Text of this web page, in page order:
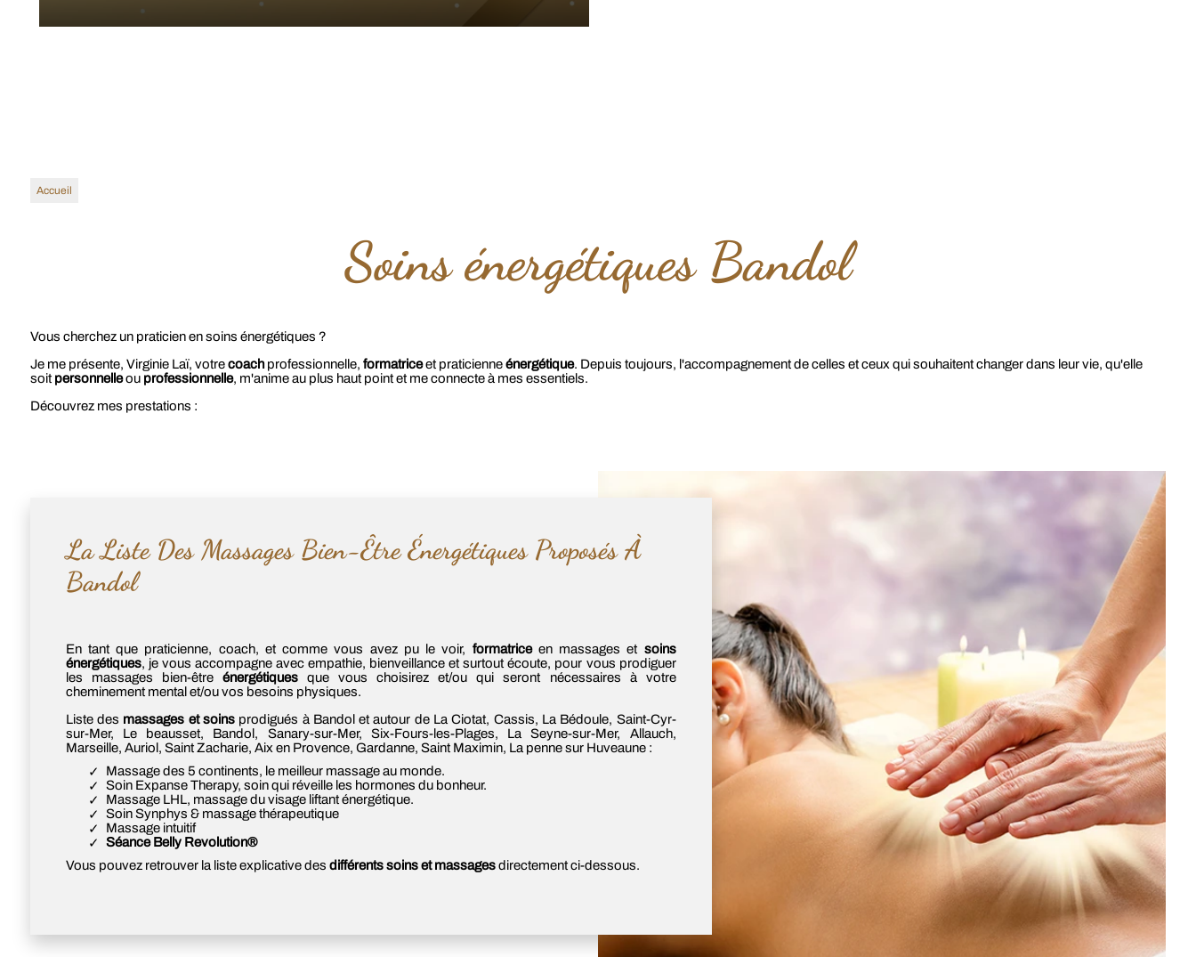
Accueil
Soins énergétiques Bandol
Vous cherchez un praticien en soins énergétiques ?
Je me présente, Virginie Laï, votrecoachprofessionnelle, formatriceet praticienneénergétique. Depuis toujours, l'accompagnement de celles et ceux qui souhaitent changer dans leur vie, qu'elle
soit personnelleou professionnelle, m'anime au plus haut point et me connecte à mes essentiels.
Découvrez mes prestations :
La Liste Des Massages Bien-Être Énergétiques Proposés À
Bandol
En tant que praticienne, coach, et comme vous avez pu le voir, formatriceen massages et soins
énergétiques, je vous accompagne avec empathie, bienveillance et surtout écoute, pour vous prodiguer
les massages bien-être énergétiquesque vous choisirez et/ou qui seront nécessaires à votre
cheminement mental et/ou vos besoins physiques.
Liste des massages et soinsprodigués à Bandol et autour de La Ciotat, Cassis, La Bédoule, Saint-Cyr-
sur-Mer, Le beausset, Bandol, Sanary-sur-Mer, Six-Fours-les-Plages, La Seyne-sur-Mer, Allauch,
Marseille, Auriol, Saint Zacharie, Aix en Provence, Gardanne, Saint Maximin, La penne sur Huveaune :
Massage des 5 continents, le meilleur massage au monde.
Soin Expanse Therapy, soin qui réveille les hormones du bonheur.
Massage LHL, massage du visage liftant énergétique.
Soin Synphys & massage thérapeutique
Massage intuitif
Séance Belly Revolution®
Vous pouvez retrouver la liste explicative des différents soins et massagesdirectement ci-dessous.